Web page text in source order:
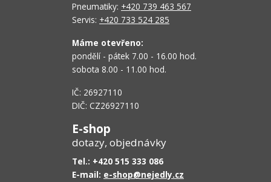
Pneumatiky: +420 739 463 567
Servis: +420 733 524 285
Máme otevřeno:
pondělí - pátek 7.00 - 16.00 hod.
sobota 8.00 - 11.00 hod.
IČ: 26927110
DIČ: CZ26927110
E-shop
dotazy, objednávky
Tel.: +420 515 333 086
E-mail: e-shop@nejedly.cz